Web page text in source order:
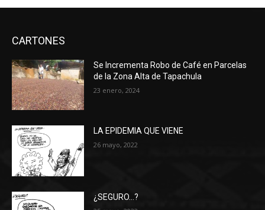
CARTONES
Se Incrementa Robo de Café en Parcelas
de la Zona Alta de Tapachula
23 enero, 2024
LA EPIDEMIA QUE VIENE
26 mayo, 2022
¿SEGURO…?